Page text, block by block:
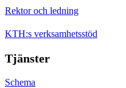
Rektor och ledning
KTH:s verksamhetsstöd
Tjänster
Schema